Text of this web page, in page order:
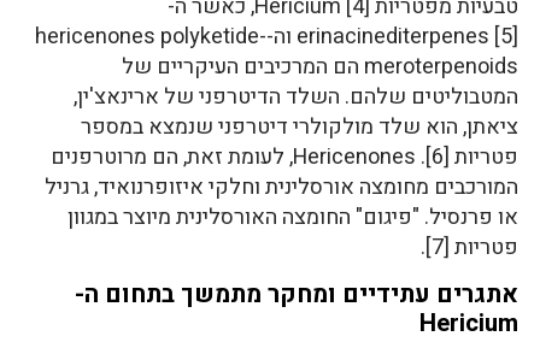
טבעיות מפטריות Hericium [4], כאשר ה-
erinacinediterpenes [5] וה-hericenones polyketide-
meroterpenoids הם המרכיבים העיקריים של
המטבוליטים שלהם. השלד הדיטרפני של ארינאצ'ין,
ציאתן, הוא שלד מולקולרי דיטרפני שנמצא במספר
פטריות [6]. Hericenones, לעומת זאת, הם מרוטרפנים
המורכבים מחומצה אורסלינית וחלקי איזופרנואיד, גרניל
או פרנסיל. "פיגום" החומצה האורסלינית מיוצר במגוון
פטריות [7].
אתגרים עתידיים ומחקר מתמשך בתחום ה-
Hericium